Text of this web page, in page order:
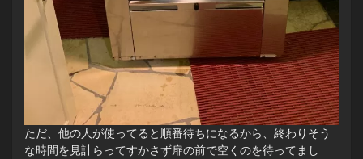
ただ、他の人が使ってると順番待ちになるから、終わりそう
な時間を見計らってすかさず扉の前で空くのを待ってまし